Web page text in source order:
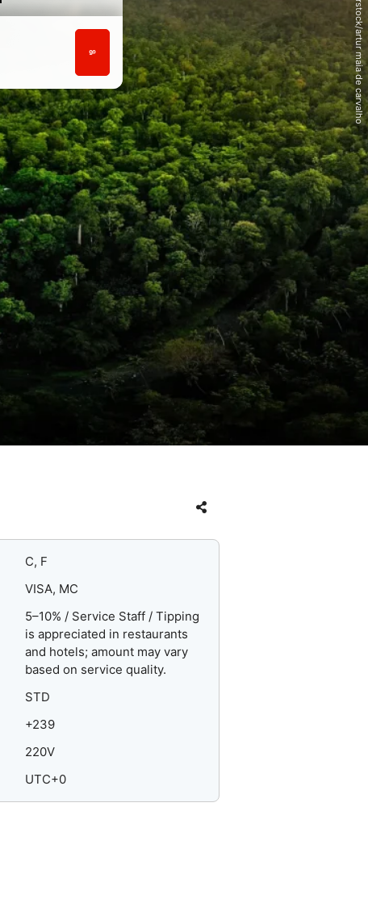
© Shutterstock/artur maia de carvalho
C, F
VISA, MC
5–10% / Service Staff / Tipping
is appreciated in restaurants
and hotels; amount may vary
based on service quality.
STD
+239
220V
UTC+0